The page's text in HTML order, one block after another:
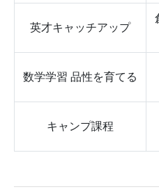
英才キャッチアップ
数学学習 品性を育てる
キャンプ課程